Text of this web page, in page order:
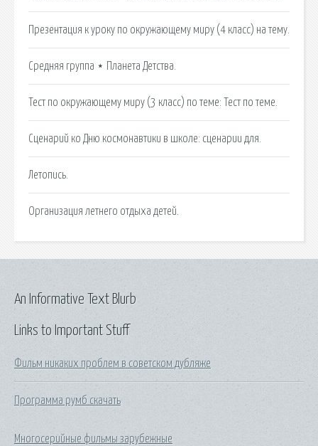
Презентация к уроку по окружающему миру (4 класс) на тему.
Средняя группа ⋆ Планета Детства.
Тест по окружающему миру (3 класс) по теме: Тест по теме.
Сценарий ко Дню космонавтики в школе: сценарии для.
Летопись.
Организация летнего отдыха детей.
Links to Important Stuff
Фильм никаких проблем в советском дубляже
Программа румб скачать
Многосерийные фильмы зарубежные
An Informative Text Blurb